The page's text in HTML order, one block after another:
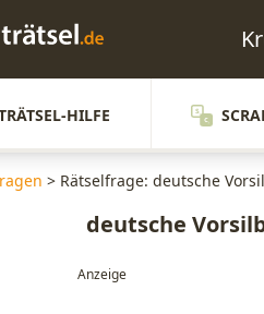
HILFE
> Rätselfrage: deutsche
deutsche